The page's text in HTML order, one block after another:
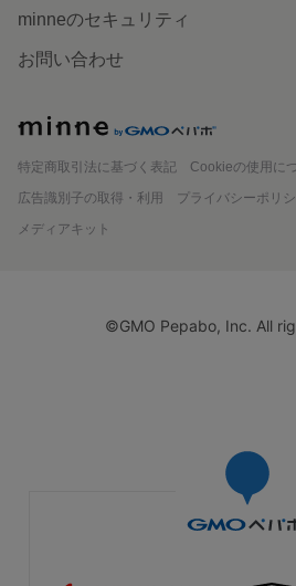
minneのセキュリティ
お問い合わせ
特定商取引法に基づく表記
Cookieの使用に
広告識別子の取得・利用
プライバシーポリ
メディアキット
©GMO Pepabo, Inc. All